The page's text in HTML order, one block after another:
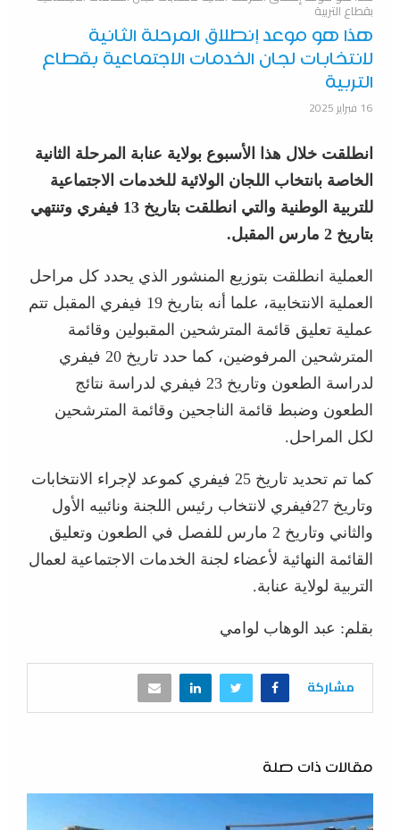
بقطاع التربية
هذا هو موعد إنطلاق المرحلة الثانية
لانتخابات لجان الخدمات الاجتماعية بقطاع
التربية
16 فبراير 2025
انطلقت خلال هذا الأسبوع بولاية عنابة المرحلة الثانية
الخاصة بانتخاب اللجان الولائية للخدمات الاجتماعية
للتربية الوطنية والتي انطلقت بتاريخ 13 فيفري وتنتهي
بتاريخ 2 مارس المقبل.
العملية انطلقت بتوزيع المنشور الذي يحدد كل مراحل
العملية الانتخابية، علما أنه بتاريخ 19 فيفري المقبل تتم
عملية تعليق قائمة المترشحين المقبولين وقائمة
المترشحين المرفوضين، كما حدد تاريخ 20 فيفري
لدراسة الطعون وتاريخ 23 فيفري لدراسة نتائج
الطعون وضبط قائمة الناجحين وقائمة المترشحين
لكل المراحل.
كما تم تحديد تاريخ 25 فيفري كموعد لإجراء الانتخابات
وتاريخ 27فيفري لانتخاب رئيس اللجنة ونائبيه الأول
والثاني وتاريخ 2 مارس للفصل في الطعون وتعليق
القائمة النهائية لأعضاء لجنة الخدمات الاجتماعية لعمال
التربية لولاية عنابة.
بقلم: عبد الوهاب لوامي
مشاركة
مقالات ذات صلة